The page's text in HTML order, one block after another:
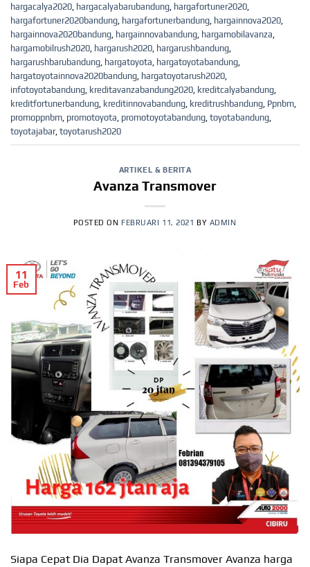
hargacalya2020 hargacalyabarubandung hargafortuner2020
hargafortuner2020bandung hargafortunerbandung hargainnova2020
hargainnova2020bandung hargainnovabandung hargamobilavanza
hargamobilrush2020 hargarush2020 hargarushbandung
hargarushbarubandung hargatoyota hargatoyotabandung
hargatoyotainnova2020bandung hargatoyotarush2020
infotoyotabandung kreditavanzabandung2020 kreditcalyabandung
kreditfortunerbandung kreditinnovabandung kreditrushbandung Ppnbm
promoppnbm promotoyota promotoyotabandung toyotabandung
toyotajabar, toyotarush2020
ARTIKEL & BERITA
Avanza Transmover
POSTED ON FEBRUARI 11, 2021 BY ADMIN
11
Feb
Siapa Cepat Dia Dapat Avanza Transmover Avanza harga